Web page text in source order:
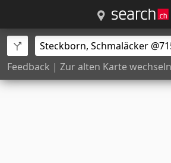
Feedback | Zur alten Karte wechseln